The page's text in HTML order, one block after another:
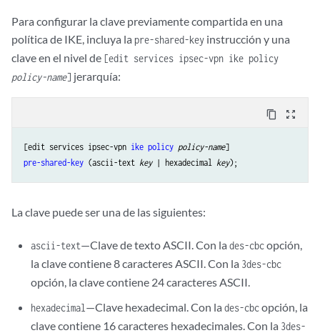
Para configurar la clave previamente compartida en una
política de IKE, incluya la pre-shared-key instrucción y una
clave en el nivel de [edit services ipsec-vpn ike policy
policy-name] jerarquía:
content_copy zoom_out_map
[edit services ipsec-vpn ike policy policy-name
pre-shared-key (ascii-text key | hexadecimal key
La clave puede ser una de las siguientes:
ascii-text—Clave de texto ASCII. Con lades-cbcopción,
la clave contiene 8 caracteres ASCII. Con la 3des-cbc
opción, la clave contiene 24 caracteres ASCII.
hexadecimal—Clave hexadecimal. Con lades-cbcopción, la
clave contiene 16 caracteres hexadecimales. Con la 3des-